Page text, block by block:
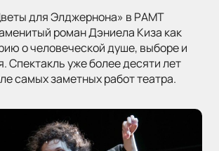
для Элджернона» в РАМТ
роман Дэниела Киза как
о человеческой душе, выборе и
Спектакль уже более десяти лет
самых заметных работ театра.